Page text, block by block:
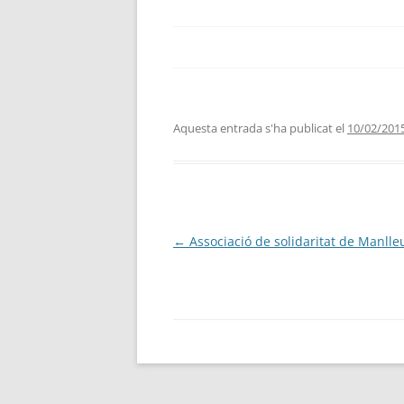
Aquesta entrada s'ha publicat el 10/02/
Navegació
← Associació de solidaritat de